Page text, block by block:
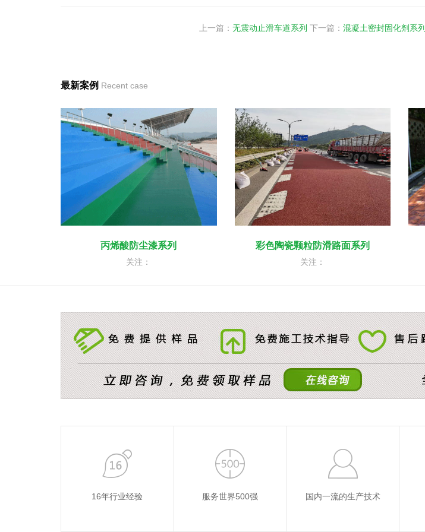
上一篇： 无震动止滑车道系列 下一篇： 混凝土密封固化剂系列
最新案例 Recent case
丙烯酸防尘漆系列
关注：
彩色陶瓷颗粒防滑路面系列
关注：
16年行业经验 服务世界500强 国内一流的生产技术